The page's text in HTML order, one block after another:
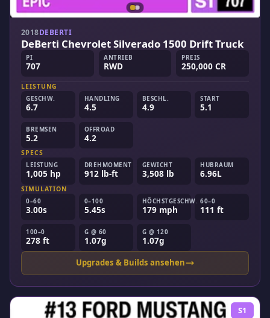
2018DEBERTI
DeBerti Chevrolet Silverado 1500 Drift Truck
PI
707
ANTRIEB
RWD
PREIS
250,000 CR
LEISTUNG
GESCHW.
6.7
HANDLING
4.5
BESCHL.
4.9
START
5.1
BREMSEN
5.2
OFFROAD
4.2
SPECS
LEISTUNG
1,005 hp
DREHMOMENT
912 lb-ft
GEWICHT
3,508 lb
HUBRAUM
6.96L
SIMULATION
0–60
3.00s
0–100
5.45s
HÖCHSTGESCHW.
179 mph
60–0
111 ft
100–0
278 ft
G @ 60
1.07g
G @ 120
1.07g
Upgrades & Builds ansehen
S1